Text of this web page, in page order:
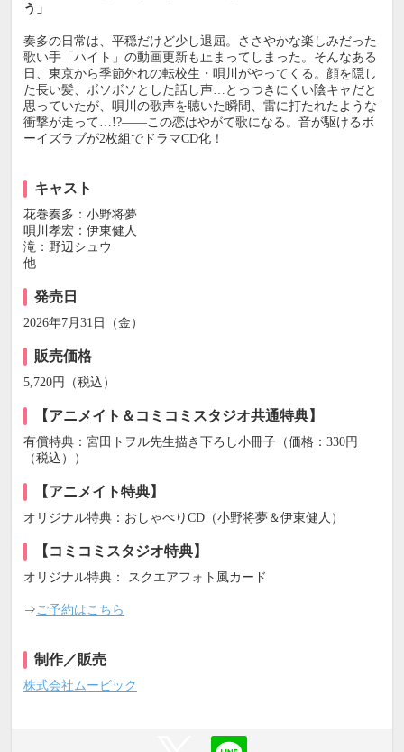
う」
奏多の日常は、平穏だけど少し退屈。ささやかな楽しみだった
歌い手「ハイト」の動画更新も止まってしまった。そんなある
日、東京から季節外れの転校生・唄川がやってくる。顔を隠し
た長い髪、ボソボソとした話し声…とっつきにくい陰キャだと
思っていたが、唄川の歌声を聴いた瞬間、雷に打たれたような
衝撃が走って…!?――この恋はやがて歌になる。音が駆けるボ
ーイズラブが2枚組でドラマCD化！
キャスト
花巻奏多：小野将夢
唄川孝宏：伊東健人
滝：野辺シュウ
他
発売日
2026年7月31日（金）
販売価格
5,720円（税込）
【アニメイト＆コミコミスタジオ共通特典】
有償特典：宮田トヲル先生描き下ろし小冊子（価格：330円
（税込））
【アニメイト特典】
オリジナル特典：おしゃべりCD（小野将夢＆伊東健人）
【コミコミスタジオ特典】
オリジナル特典： スクエアフォト風カード
⇒ ご予約はこちら
制作／販売
株式会社ムービック